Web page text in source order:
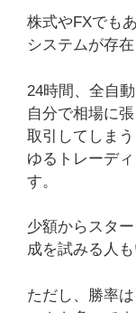
株式やFXでも
システムが存在
24時間、全自
自分で相場に
取引してしま
ゆるトレーデ
す。
少額からスタ
成を試みる人も
ただし、勝率